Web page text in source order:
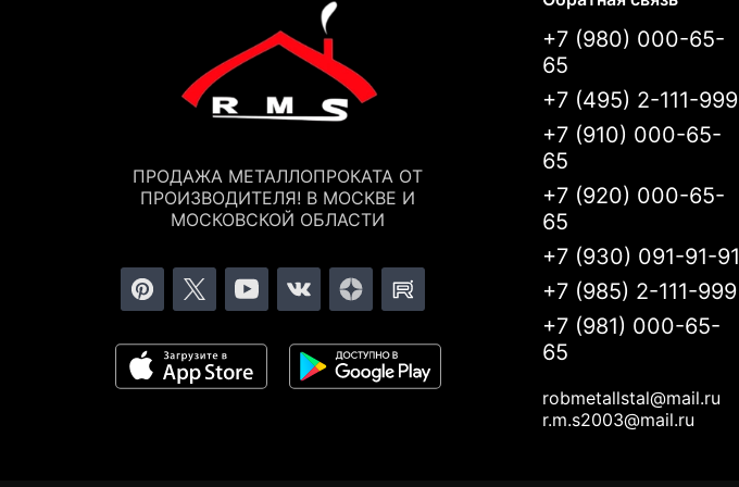
ПРОДАЖА МЕТАЛЛОПРОКАТА ОТ
ПРОИЗВОДИТЕЛЯ! В МОСКВЕ И
МОСКОВСКОЙ ОБЛАСТИ
+7 (980) 000-65-
65
+7 (495) 2-111-999
+7 (910) 000-65-
65
+7 (920) 000-65-
65
+7 (930) 091-91-91
+7 (985) 2-111-999
+7 (981) 000-65-
65
robmetallstal@mail.ru
r.m.s2003@mail.ru